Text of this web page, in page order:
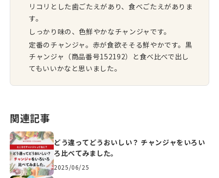
リコリとした歯ごたえがあり、食べごたえがありま
す。
しっかり味の、色鮮やかなチャンジャです。
定番のチャンジャ。赤が食欲そそる鮮やかです。黒
チャンジャ（商品番号152192）と食べ比べで出し
てもいいかなと思いました。
関連記事
どう違ってどうおいしい？ チャンジャをいろい
ろ比べてみました。
2025/06/25